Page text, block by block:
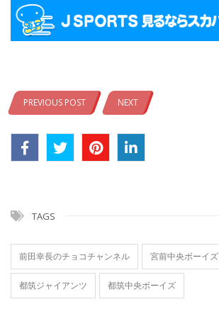
PREVIOUS POST NEXT
TAGS
前田幸長のチョコチャンネル 宮前中央ボーイズ
都筑ジャイアンツ 都筑中央ボーイズ